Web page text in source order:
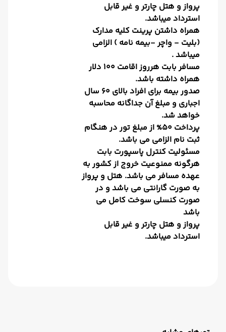
پرواز و هتل چارتر و غیر قابل
استرداد میباشد.
همراه داشتن پرینت کلیه مدارک
(بلیت - واچر -بیمه نامه ) الزامی
میباشد .
مسافر بابت هرروز اقامت 100 دلار
همراه داشته باشد.
صدور بیمه برای افراد بالای 60 سال
اجباری و مبلغ آن جداگانه محاسبه
خواهد شد.
پرداخت 50% از مبلغ تور در هنگام
ثبت نام الزامی می باشد.
مسئولیت کنترل پاسپورت بابت
هرگونه ممنوعیت خروج از کشور به
عهده مسافر می باشد. هتل و پرواز
به صورت گارانتی می باشد و در
صورت کنسلی سوخت کامل می
باشد
پرواز و هتل چارتر و غیر قابل
استرداد میباشد.